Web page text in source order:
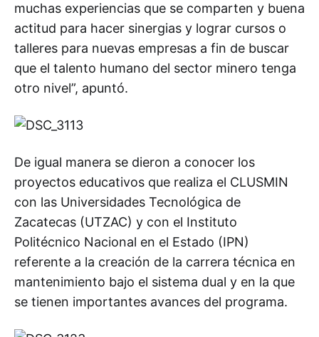
muchas experiencias que se comparten y buena
actitud para hacer sinergias y lograr cursos o
talleres para nuevas empresas a fin de buscar
que el talento humano del sector minero tenga
otro nivel”, apuntó.
De igual manera se dieron a conocer los
proyectos educativos que realiza el CLUSMIN
con las Universidades Tecnológica de
Zacatecas (UTZAC) y con el Instituto
Politécnico Nacional en el Estado (IPN)
referente a la creación de la carrera técnica en
mantenimiento bajo el sistema dual y en la que
se tienen importantes avances del programa.